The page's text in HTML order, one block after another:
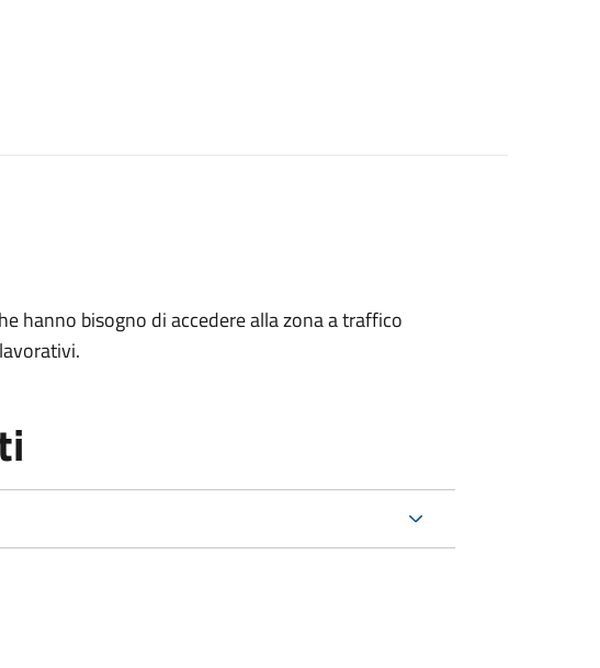
hanno bisogno di accedere alla zona a traffico
.